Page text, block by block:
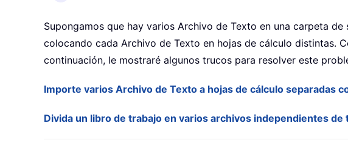
Supongamos que hay varios Archivo de Texto en una carpeta
colocando cada Archivo de Texto en hojas de cálculo distintas.
continuación, le mostraré algunos trucos para resolver este
Importe varios Archivo de Texto a hojas de cálculo separadas
Divida un libro de trabajo en varios archivos independientes